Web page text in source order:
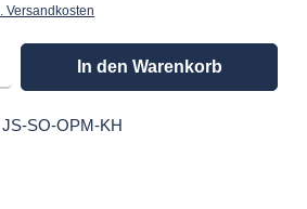
Versandkosten
gewünschten Wert ein oder benutze die
In den Warenkorb
JS-SO-OPM-KH